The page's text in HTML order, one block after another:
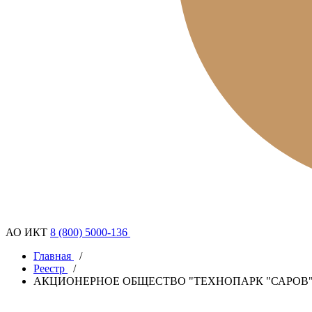
АО ИКТ 8 (800) 5000-136
Главная
/
Реестр
/
АКЦИОНЕРНОЕ ОБЩЕСТВО "ТЕХНОПАРК